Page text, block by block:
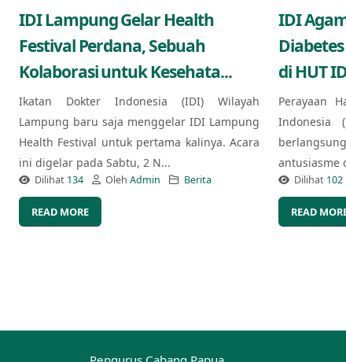
IDI Lampung Gelar Health
Festival Perdana, Sebuah
Kolaborasi untuk Kesehata...
Ikatan Dokter Indonesia (IDI) Wilayah
Lampung baru saja menggelar IDI Lampung
Health Festival untuk pertama kalinya. Acara
ini digelar pada Sabtu, 2 N...
Dilihat 134 Oleh Admin Berita
READ MORE
IDI
di HUT
Perayaan
Indonesia
antusiasme
Dilihat 102
READ